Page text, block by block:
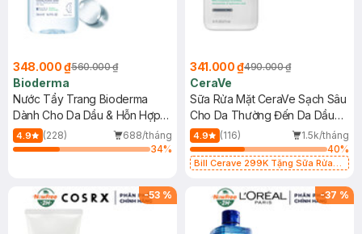
348.000 ₫560.000 ₫
Bioderma
Nước Tẩy Trang Bioderma
Dành Cho Da Dầu & Hỗn Hợp
500ml
4.9 (228)
688/tháng
34%
341.000 ₫490.000 ₫
CeraVe
Sữa Rửa Mặt CeraVe Sạch Sâu
Cho Da Thường Đến Da Dầu
473ml
4.9 (116)
1.5k/tháng
40%
Bill Cerave 299K Tặng Sữa Rửa
-53 % -37 %